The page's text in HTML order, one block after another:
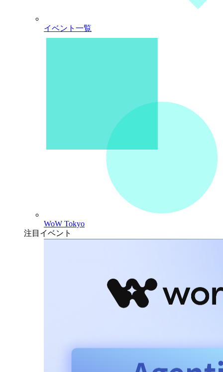
イベント一覧
WoW Tokyo
注目イベント